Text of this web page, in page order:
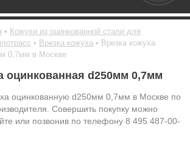
Кожухи из оцинкованной стали для
Врезка кожуха
Врезка кожуха
0,7мм в Москве
оцинкованная d250мм 0,7мм
оцинкованную d250мм 0,7мм в Москве по
Совершить покупку можно
или позвонив по телефону 8 495 487-00-